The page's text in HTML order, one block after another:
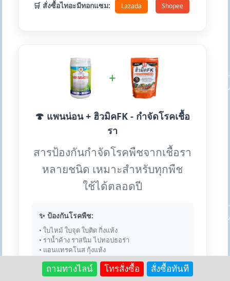
🛒 สั่งซื้อไทอะมีทอกแซม: Lazada Shopee
+
🍄 แพนน่อน + ฮิวมิคFK - กำจัดโรคเชื้อ
รา
สารป้องกันกำจัดโรคพืชจากเชื้อรา
หลายชนิด เหมาะสำหรับทุกพืช
ใช้ได้ตลอดปี
✨ ป้องกันโรคพืช:
• ใบไหม้ ใบจุด ใบติด กิ่งแห้ง
• ราน้ำค้าง ราสนิม ไปทอปธอร่า
• แอนแทรคโนส กุ้งแห้ง
ถามทางไลน์ โทรสั่งซื้อ สั่งซื้อทันที